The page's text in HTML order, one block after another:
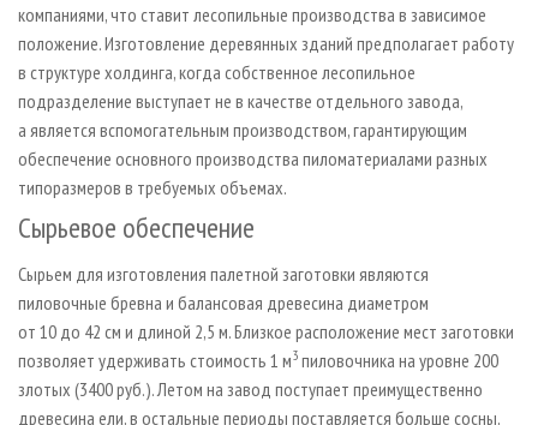
компаниями, что ставит лесопильные производства в зависимое
положение. Изготовление деревянных зданий предполагает работу
в структуре холдинга, когда собственное лесопильное
подразделение выступает не в качестве отдельного завода,
а является вспомогательным производством, гарантирующим
обеспечение основного производства пиломатериалами разных
типоразмеров в требуемых объемах.
Сырьевое обеспечение
Сырьем для изготовления палетной заготовки являются
пиловочные бревна и балансовая древесина диаметром
от 10 до 42 см и длиной 2,5 м. Близкое расположение мест заготовки
позволяет удерживать стоимость 1 м3 пиловочника на уровне 200
злотых (3400 руб.). Летом на завод поступает преимущественно
древесина ели, в остальные периоды поставляется больше сосны,